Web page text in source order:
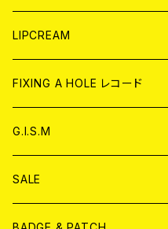
CD
ANALOG
WORLD
CD
ANALOG
JAPAN
CD
ANALOG
WORLD
CD
ANALOG
LIPCREAM
CD
アナログ
DVD
FIXING A HOLE レコード
G.I.S.M
CD
SALE